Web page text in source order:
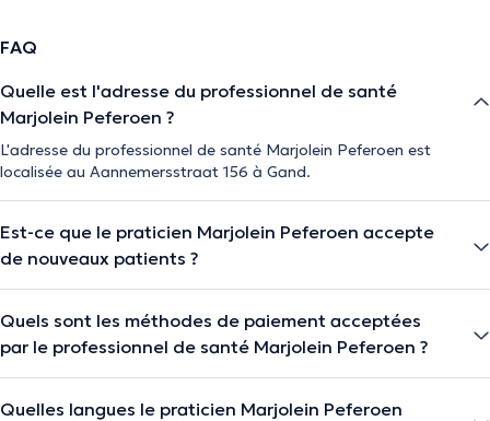
FAQ
Quelle est l'adresse du professionnel de santé
Marjolein Peferoen ?
L'adresse du professionnel de santé Marjolein Peferoen est
localisée au Aannemersstraat 156 à Gand.
Est-ce que le praticien Marjolein Peferoen accepte
de nouveaux patients ?
Quels sont les méthodes de paiement acceptées
par le professionnel de santé Marjolein Peferoen ?
Quelles langues le praticien Marjolein Peferoen